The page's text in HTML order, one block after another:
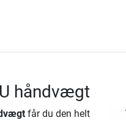
håndvægt
får du den helt